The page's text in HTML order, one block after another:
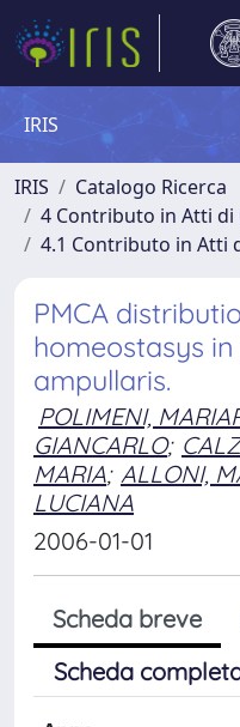
IRIS
IRIS
Catalogo Ricerca
4 Contributo in Atti di
4.1 Contributo in Atti
PMCA
homeostasys
ampullaris.
POLIMENI,
GIANCARLO;
MARIA; ALLONI,
LUCIANA
2006-01-01
Scheda breve
Scheda